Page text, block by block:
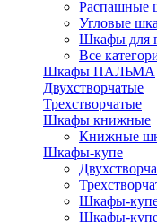
Распашные
Угловые
Шкафы для
Все
Шкафы ПАЛЬМА
Двухстворчатые
Трехстворчатые
Шкафы книжные
Книжные
Шкафы-купе
Шкафы-купе
Шкафы-купе